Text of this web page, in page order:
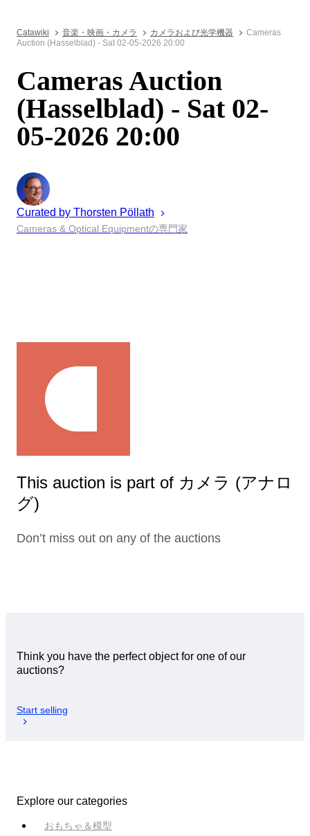
Catawiki 音楽・映画・カメラ カメラおよび光学機器
Cameras
Auction (Hasselblad) - Sat 02-05-2026 20:00
Cameras Auction
(Hasselblad) - Sat 02-
05-2026 20:00
Curated by Thorsten Pöllath
Cameras & Optical Equipmentの専門家
This auction is part of カメラ (アナロ
グ)
Don’t miss out on any of the auctions
Think you have the perfect object for one of our
auctions?
Start selling
Explore our categories
おもちゃ＆模型